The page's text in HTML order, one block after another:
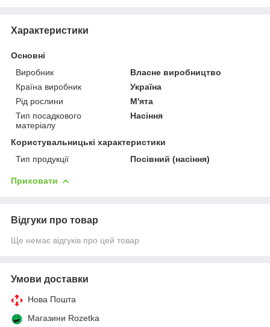
Характеристики
Основні
Виробник
Власне виробництво
Країна виробник
Україна
Рід рослини
М'ята
Тип посадкового
матеріалу
Насіння
Користувальницькі характеристики
Тип продукції
Посівний (насіння)
Приховати
Відгуки про товар
Ще немає відгуків про цей товар
Умови доставки
Нова Пошта
Магазини Rozetka